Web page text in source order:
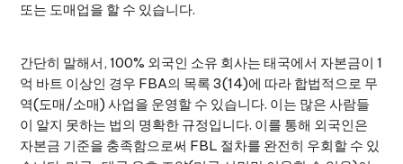
또는 도매업을 할 수 있습니다.
간단히 말해서, 100% 외국인 소유 회사는 태국에서 자본금이 1
억 바트 이상인 경우 FBA의 목록 3(14)에 따라 합법적으로 무
역(도매/소매) 사업을 운영할 수 있습니다. 이는 많은 사람들
이 알지 못하는 법의 명확한 규정입니다. 이를 통해 외국인은
자본금 기준을 충족함으로써 FBL 절차를 완전히 우회할 수 있